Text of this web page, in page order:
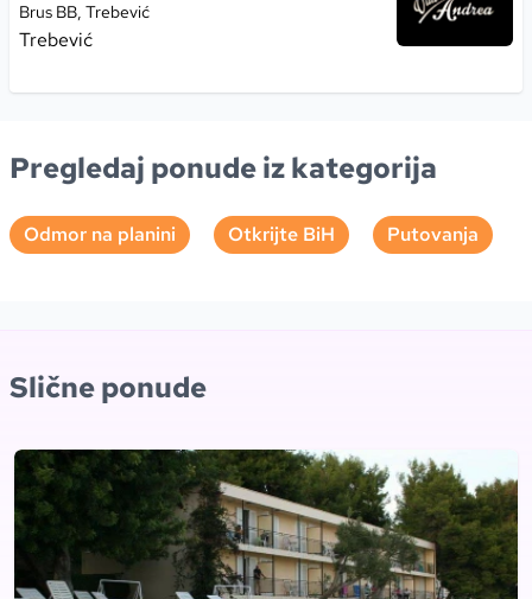
Brus BB, Trebević
Trebević
Pregledaj ponude iz kategorija
Odmor na planini Otkrijte BiH Putovanja
Slične ponude